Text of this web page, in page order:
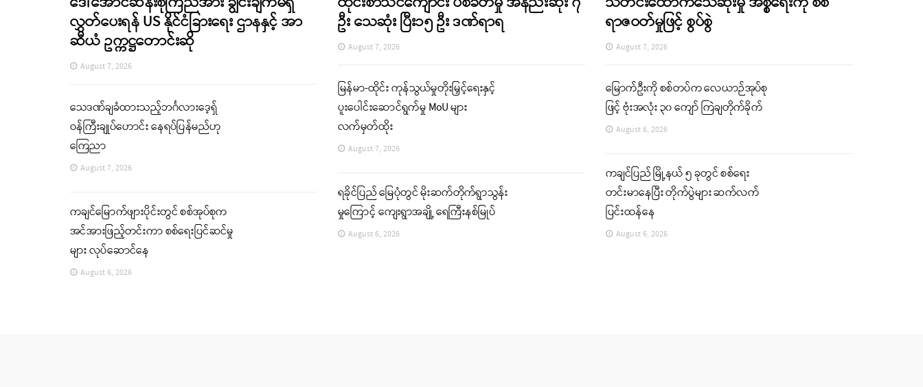
လွှတ်ပေးရန် US နိုင်ငံခြားရေး ဌာနနှင့် အာ
ဆီယံ ဥက္ကဋ္ဌတောင်းဆို
August 7, 2026
သေဒဏ်ချခံထားသည့်ဘင်္ဂလားဒေ့ရှ်
ဝန်ကြီးချုပ်ဟောင်း နေရပ်ပြန်မည်ဟု
ကြေညာ
August 7, 2026
ကချင်မြောက်ဖျားပိုင်းတွင် စစ်အုပ်စုက
အင်အားဖြည့်တင်းကာ စစ်ရေးပြင်ဆင်မှု
များ လုပ်ဆောင်နေ
August 6, 2026
ဦး သေဆုံး ပြီး၁၅ ဦး ဒဏ်ရာရ
August 7, 2026
မြန်မာ-ထိုင်း ကုန်သွယ်မှုတိုးမြှင့်ရေးနှင့်
ပူးပေါင်းဆောင်ရွက်မှု MoU များ
လက်မှတ်ထိုး
August 7, 2026
ရခိုင်ပြည် မြေပုံတွင် မိုးဆက်တိုက်ရွာသွန်း
မှုကြောင့် ကျေးရွာအချို့ ရေကြီးနစ်မြုပ်
August 6, 2026
ရာဇဝတ်မှုဖြင့် စွပ်စွဲ
August 7, 2026
မြောက်ဦးကို စစ်တပ်က လေယာဉ်အုပ်စု
ဖြင့် ဗုံးအလုံး ၃၀ ကျော် ကြဲချတိုက်ခိုက်
August 6, 2026
ကချင်ပြည် မြို့နယ် ၅ ခုတွင် စစ်ရေး
တင်းမာနေပြီး တိုက်ပွဲများ ဆက်လက်
ပြင်းထန်နေ
August 6, 2026